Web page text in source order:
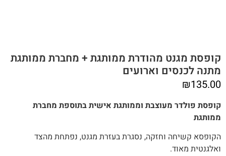
קופסת מגנט מהודרת ממותגת + מחברת ממותגת
מתנה לכנסים וארועים
₪135.00
קופסת פולדר מעוצבת וממותגת אישית בתוספת מחברת
ממותגת
הקופסא קשיחה וחזקה, נסגרת בעזרת מגנט, נפתחת מהצד
ואלגנטית מאוד.